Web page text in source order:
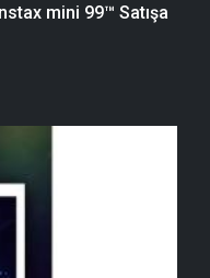
mini 99™ Satışa